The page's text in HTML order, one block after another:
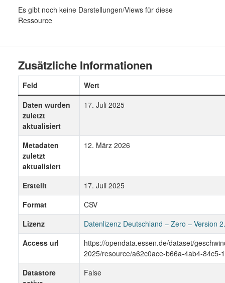
Es gibt noch keine Darstellungen/Views für diese
Ressource
Zusätzliche Informationen
Feld
Wert
Daten wurden
zuletzt
aktualisiert
17. Juli 2025
Metadaten
zuletzt
aktualisiert
12. März 2026
Erstellt
17. Juli 2025
Format
CSV
Lizenz
Datenlizenz Deutschland – Zero – Version
Access url
https://opendata.essen.de/dataset/
2025/resource/a62c0ace-b66a-4ab4-84c5-
Datastore
False